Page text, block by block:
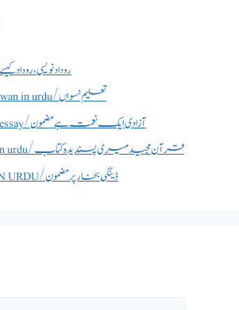
روداد نویسی ،روداد
essay on taleem e niswan in urdu/تعلیم نسواں
azadi aik Naimat hai essay/آزادی ایک نعمت ہے مضمون
quran majeed essay in urdu/قرآن مجید میری پسندیدہ کتاب
DENGUE ESSAY IN URDU/ڈینگی بخار پر مضمون